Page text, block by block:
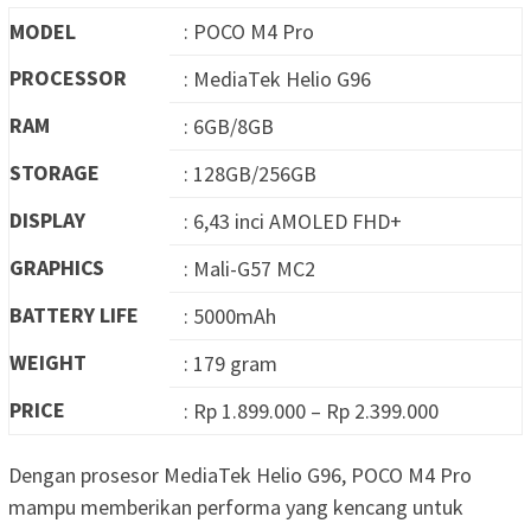
MODEL
: POCO M4 Pro
PROCESSOR
: MediaTek Helio G96
RAM
: 6GB/8GB
STORAGE
: 128GB/256GB
DISPLAY
: 6,43 inci AMOLED FHD+
GRAPHICS
: Mali-G57 MC2
BATTERY LIFE
: 5000mAh
WEIGHT
: 179 gram
PRICE
: Rp 1.899.000 – Rp 2.399.000
Dengan prosesor MediaTek Helio G96, POCO M4 Pro
mampu memberikan performa yang kencang untuk